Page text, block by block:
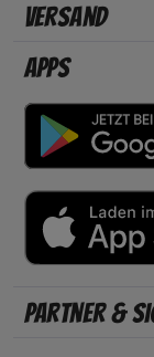
Versand
Apps
Partner &